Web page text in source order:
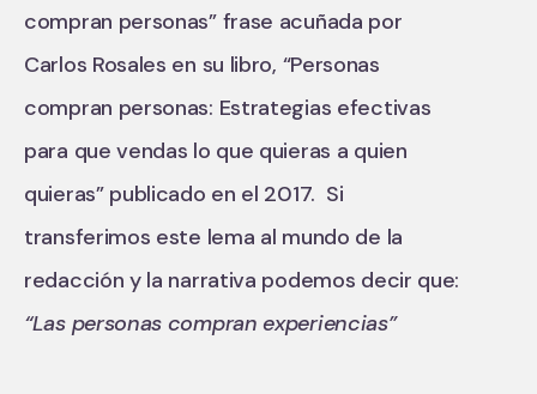
compran personas” frase acuñada por
Carlos Rosales en su libro, “Personas
compran personas: Estrategias efectivas
para que vendas lo que quieras a quien
quieras” publicado en el 2017. Si
transferimos este lema al mundo de la
redacción y la narrativa podemos decir que:
“Las personas compran experiencias”